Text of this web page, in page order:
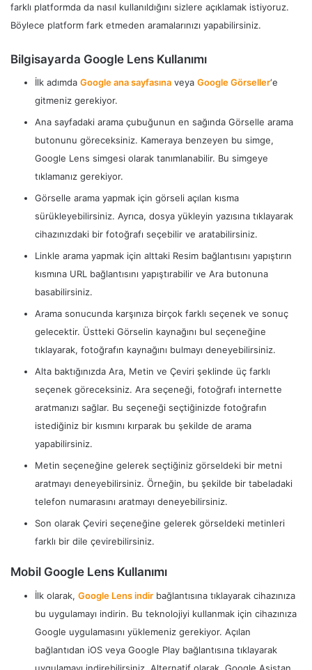
farklı platformda da nasıl kullanıldığını sizlere açıklamak istiyoruz.
Böylece platform fark etmeden aramalarınızı yapabilirsiniz.
Bilgisayarda Google Lens Kullanımı
İlk adımda Google ana sayfasına veya Google Görseller‘e
gitmeniz gerekiyor.
Ana sayfadaki arama çubuğunun en sağında Görselle arama
butonunu göreceksiniz. Kameraya benzeyen bu simge,
Google Lens simgesi olarak tanımlanabilir. Bu simgeye
tıklamanız gerekiyor.
Görselle arama yapmak için görseli açılan kısma
sürükleyebilirsiniz. Ayrıca, dosya yükleyin yazısına tıklayarak
cihazınızdaki bir fotoğrafı seçebilir ve aratabilirsiniz.
Linkle arama yapmak için alttaki Resim bağlantısını yapıştırın
kısmına URL bağlantısını yapıştırabilir ve Ara butonuna
basabilirsiniz.
Arama sonucunda karşınıza birçok farklı seçenek ve sonuç
gelecektir. Üstteki Görselin kaynağını bul seçeneğine
tıklayarak, fotoğrafın kaynağını bulmayı deneyebilirsiniz.
Alta baktığınızda Ara, Metin ve Çeviri şeklinde üç farklı
seçenek göreceksiniz. Ara seçeneği, fotoğrafı internette
aratmanızı sağlar. Bu seçeneği seçtiğinizde fotoğrafın
istediğiniz bir kısmını kırparak bu şekilde de arama
yapabilirsiniz.
Metin seçeneğine gelerek seçtiğiniz görseldeki bir metni
aratmayı deneyebilirsiniz. Örneğin, bu şekilde bir tabeladaki
telefon numarasını aratmayı deneyebilirsiniz.
Son olarak Çeviri seçeneğine gelerek görseldeki metinleri
farklı bir dile çevirebilirsiniz.
Mobil Google Lens Kullanımı
İlk olarak, Google Lens indir bağlantısına tıklayarak cihazınıza
bu uygulamayı indirin. Bu teknolojiyi kullanmak için cihazınıza
Google uygulamasını yüklemeniz gerekiyor. Açılan
bağlantıdan iOS veya Google Play bağlantısına tıklayarak
uygulamayı indirebilirsiniz. Alternatif olarak, Google Asistan